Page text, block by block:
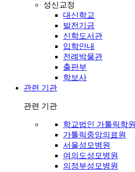
성신교정
대신학교
발전기금
신학도서관
입학안내
전례박물관
출판부
학보사
관련 기관
관련 기관
학교법인 가톨릭학원
가톨릭중앙의료원
서울성모병원
여의도성모병원
의정부성모병원